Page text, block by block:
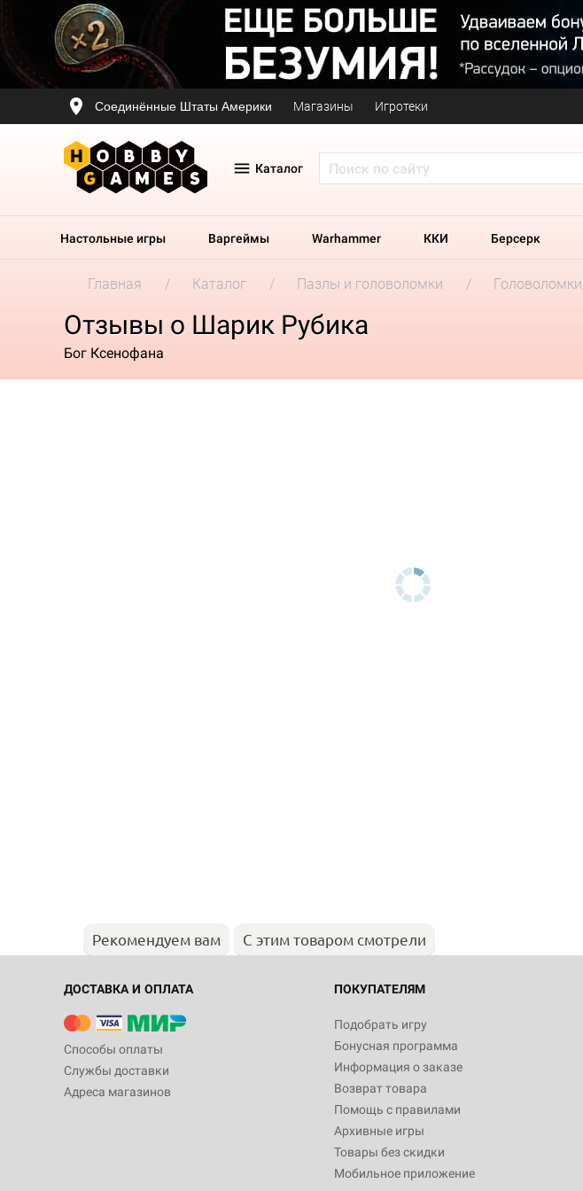
Соединённые Штаты Америки Магазины Игротеки
Каталог
Настольные игры Варгеймы Warhammer ККИ Берсерк
Главная Каталог Пазлы и головоломки Головоломки
Отзывы о Шарик Рубика
Бог Ксенофана
Рекомендуем вам С этим товаром смотрели
ДОСТАВКА И ОПЛАТА
Способы оплаты
Службы доставки
Адреса магазинов
ПОКУПАТЕЛЯМ
Подобрать игру
Бонусная программа
Информация о заказе
Возврат товара
Помощь с правилами
Архивные игры
Товары без скидки
Мобильное приложение